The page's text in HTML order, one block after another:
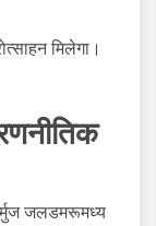
मिलेगा।
जलडमरूमध्य